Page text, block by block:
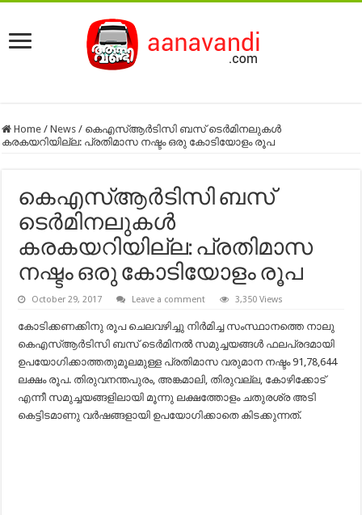
Home / News / കെഎസ്ആർടിസി ബസ് ടെർമിനലുകൾ
കരകയറിയില്ല: പ്രതിമാസ നഷ്ടം ഒരു കോടിയോളം രൂപ
കെഎസ്ആർടിസി ബസ്
ടെർമിനലുകൾ
കരകയറിയില്ല: പ്രതിമാസ
നഷ്ടം ഒരു കോടിയോളം രൂപ
October 29, 2017 Leave a comment 3,350 Views
കോടിക്കണക്കിനു രൂപ ചെലവഴിച്ചു നിർമിച്ച സംസ്ഥാനത്തെ നാലു
കെഎസ്ആർടിസി ബസ് ടെർമിനൽ സമുച്ചയങ്ങൾ‍ ഫലപ്രദമായി
ഉപയോഗിക്കാത്തതുമൂലമുള്ള പ്രതിമാസ വരുമാന നഷ്ടം 91,78,644
ലക്ഷം രൂപ. തിരുവനന്തപുരം, അങ്കമാലി, തിരുവല്ല, കോഴിക്കോട്
എന്നീ സമുച്ചയങ്ങളിലായി മൂന്നു ലക്ഷത്തോളം ചതുരശ്ര അടി
കെട്ടിടമാണു വർഷങ്ങളായി ഉപയോഗിക്കാതെ കിടക്കുന്നത്.